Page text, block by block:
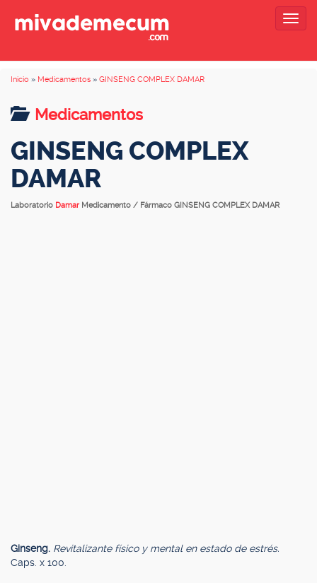
Inicio » Medicamentos » GINSENG COMPLEX DAMAR
Medicamentos
GINSENG COMPLEX
DAMAR
Laboratorio Damar Medicamento / Fármaco GINSENG COMPLEX DAMAR
Ginseng. Revitalizante físico y mental en estado de estrés.
Caps. x 100.